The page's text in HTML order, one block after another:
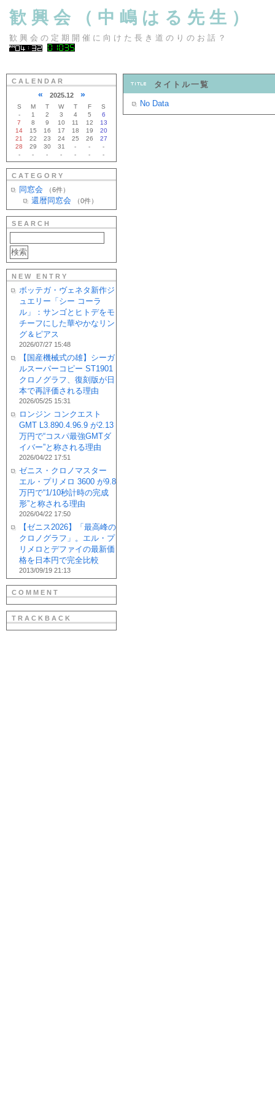
歓興会（中嶋はる先生）
歓興会の定期開催に向けた長き道のりのお話？
タイトル一覧
No Data
CALENDAR
« 2025.12 »
S M T W T F
S
-
1 2 3 4 5
6
7
8 9 10 11 12
13
14
15 16 17 18 19
20
21
22 23 24 25 26
27
28
29 30 31 - -
-
-
- - - - - -
CATEGORY
同窓会 （6件）
還暦同窓会 （0件）
SEARCH
NEW ENTRY
ボッテガ・ヴェネタ新作ジ
ュエリー「シー コーラ
ル」：サンゴとヒトデをモ
チーフにした華やかなリン
グ＆ピアス
2026/07/27 15:48
【国産機械式の雄】シーガ
ルスーパーコピー ST1901
クロノグラフ、復刻版が日
本で再評価される理由
2026/05/25 15:31
ロンジン コンクエスト
GMT L3.890.4.96.9 が2.13
万円で“コスパ最強GMTダ
イバー”と称される理由
2026/04/22 17:51
ゼニス・クロノマスター
エル・プリメロ 3600 が9.8
万円で“1/10秒計時の完成
形”と称される理由
2026/04/22 17:50
【ゼニス2026】「最高峰の
クロノグラフ」。エル・プ
リメロとデファイの最新価
格を日本円で完全比較
2013/09/19 21:13
COMMENT
TRACKBACK